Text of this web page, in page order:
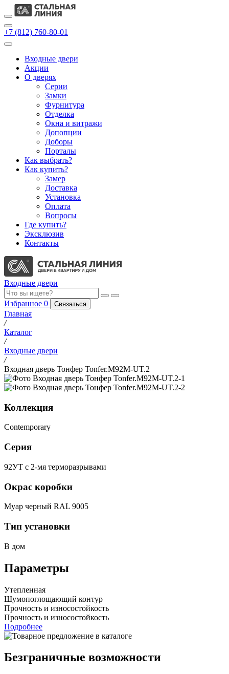
+7 (812) 760-80-01
Входные двери
Акции
О дверях
Cерии
Замки
Фурнитура
Отделка
Окна и витражи
Допопции
Доборы
Порталы
Как выбрать?
Как купить?
Замер
Доставка
Установка
Оплата
Вопросы
Где купить?
Эксклюзив
Контакты
Входные двери
Избранное 0 Связаться
Главная
/
Каталог
/
Входные двери
/
Входная дверь Тонфер Tonfer.M92M-UT.2
Коллекция
Contemporary
Серия
92УТ с 2-мя терморазрывами
Окрас коробки
Муар черный RAL 9005
Тип установки
В дом
Параметры
Утепленная
Шумопоглощающий контур
Прочность и износостойкость
Прочность и износостойкость
Подробнее
Безграничные возможности